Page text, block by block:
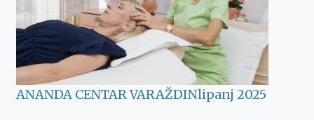
ANANDA CENTAR VARAŽDINlipanj 2025